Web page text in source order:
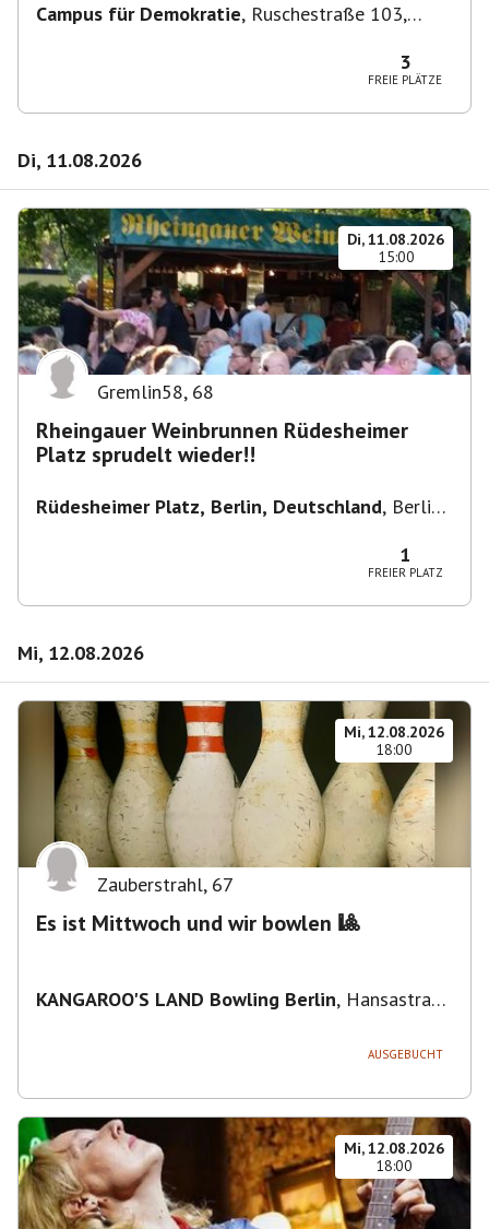
Campus für Demokratie, Ruschestraße 103,
3
FREIE PLÄTZE
Di, 11.08.2026
Di, 11.08.2026
15:00
Gremlin58, 68
Rheingauer Weinbrunnen Rüdesheimer
Platz sprudelt wieder!!
Rüdesheimer Platz, Berlin, Deutschland, Berlin-
1
FREIER PLATZ
Mi, 12.08.2026
Mi, 12.08.2026
18:00
Zauberstrahl, 67
Es ist Mittwoch und wir bowlen 🎱
KANGAROO'S LAND Bowling Berlin, Hansastraße
AUSGEBUCHT
Mi, 12.08.2026
18:00